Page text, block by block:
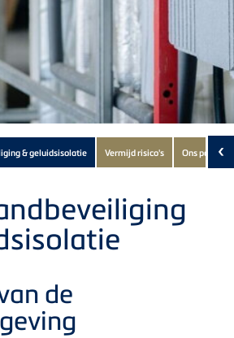
& geluidsisolatie Vermijd risico's Ons pakket
‹
de